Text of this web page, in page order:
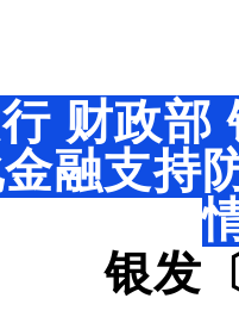
财政部
融支持
银发